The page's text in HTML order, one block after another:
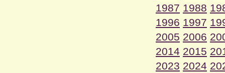
1987 1988
1996 1997
2005 2006
2014 2015
2023 2024